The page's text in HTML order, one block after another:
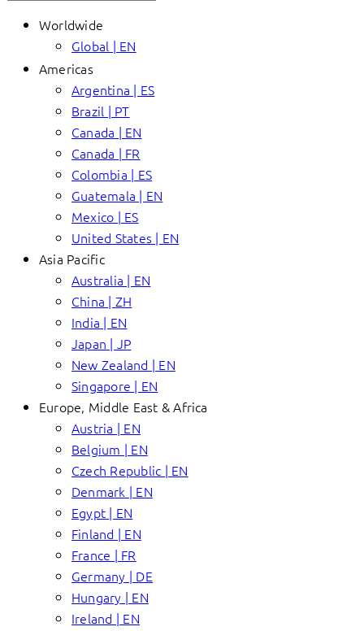
Worldwide
Global | EN
Americas
Argentina | ES
Brazil | PT
Canada | EN
Canada | FR
Colombia | ES
Guatemala | EN
Mexico | ES
United States | EN
Asia Pacific
Australia | EN
China | ZH
India | EN
Japan | JP
New Zealand | EN
Singapore | EN
Europe, Middle East & Africa
Austria | EN
Belgium | EN
Czech Republic | EN
Denmark | EN
Egypt | EN
Finland | EN
France | FR
Germany | DE
Hungary | EN
Ireland | EN